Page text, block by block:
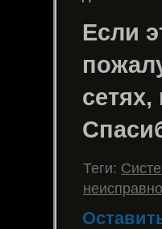
Если
Теги: